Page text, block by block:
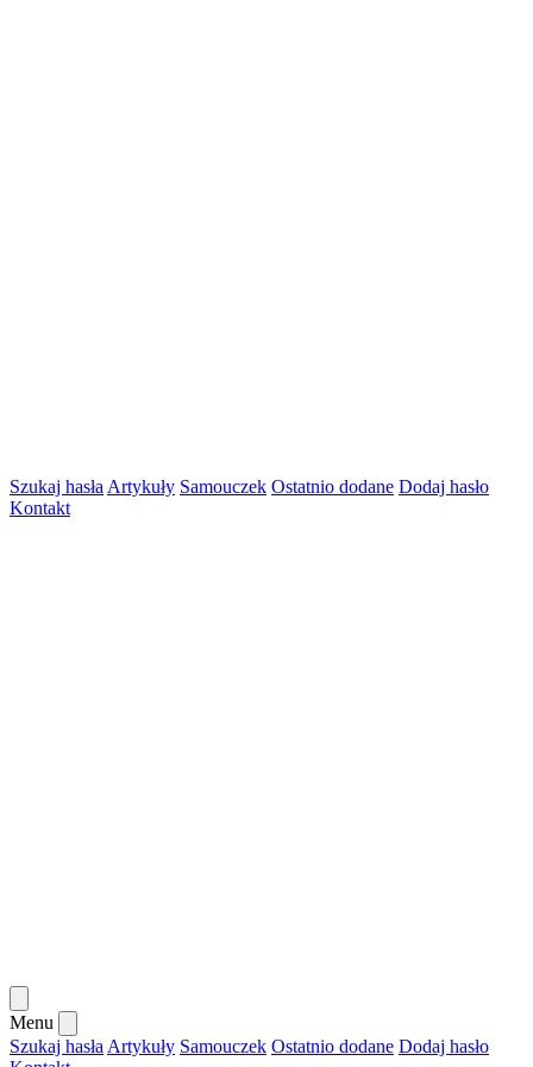
Szukaj hasła Artykuły Samouczek Ostatnio dodane Dodaj hasło
Kontakt
Menu
Szukaj hasła Artykuły Samouczek Ostatnio dodane Dodaj hasło